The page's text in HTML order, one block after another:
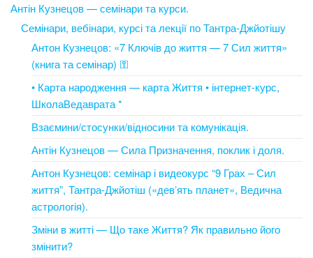
Антін Кузнецов — семінари та курси.
Семінари, вебінари, курсі та лекції по Тантра-Джйотішу
Антон Кузнецов: «7 Ключів до життя — 7 Сил життя»
(книга та семінар) ⚿
• Карта народження — карта Життя • інтернет-курс,
ШколаВедаврата *
Взаємини/стосунки/відносини та комунікація.
Антін Кузнецов — Сила Призначення, поклик і доля.
Антон Кузнецов: семінар і видеокурс “9 Грах – Сил
життя”, Тантра-Джйотіш («дев’ять планет», Ведична
астрологія).
Зміни в житті — Що таке Життя? Як правильно його
змінити?